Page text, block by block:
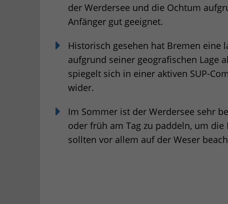
der Werdersee und die Ochtum
Anfänger gut geeignet.
Historisch gesehen hat Bremen eine
aufgrund seiner geografischen Lage
spiegelt sich in einer aktiven SUP-
wider.
Im Sommer ist der Werdersee sehr
oder früh am Tag zu paddeln, um
sollten vor allem auf der Weser